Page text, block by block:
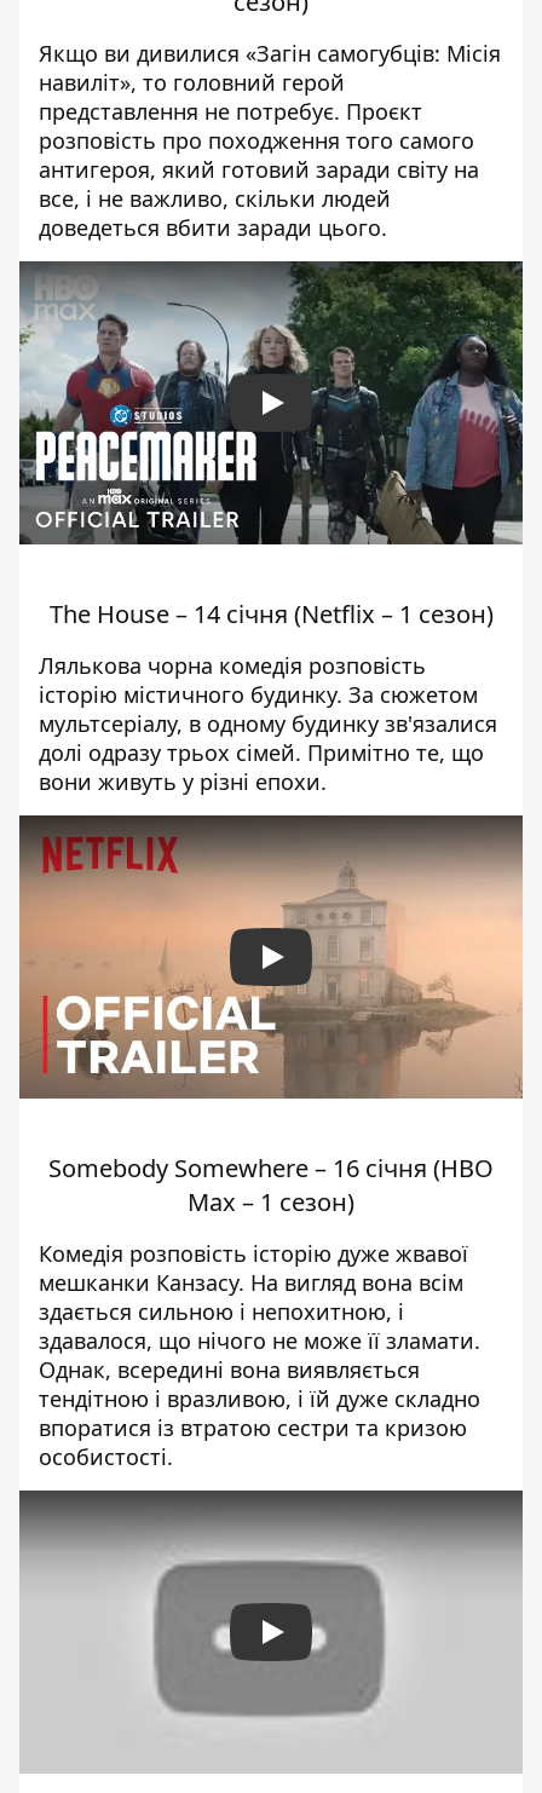
Якщо ви дивилися «Загін самогубців: Місія
навиліт», то головний герой
представлення не потребує. Проєкт
розповість про походження того самого
антигероя, який готовий заради світу на
все, і не важливо, скільки людей
доведеться вбити заради цього.
Play
The House – 14 січня (Netflix – 1 сезон)
Лялькова чорна комедія розповість
історію містичного будинку. За сюжетом
мультсеріалу, в одному будинку зв'язалися
долі одразу трьох сімей. Примітно те, що
вони живуть у різні епохи.
Play
Somebody Somewhere – 16 січня (HBO
Max – 1 сезон)
Комедія розповість історію дуже жвавої
мешканки Канзасу. На вигляд вона всім
здається сильною і непохитною, і
здавалося, що нічого не може її зламати.
Однак, всередині вона виявляється
тендітною і вразливою, і їй дуже складно
впоратися із втратою сестри та кризою
особистості.
Play